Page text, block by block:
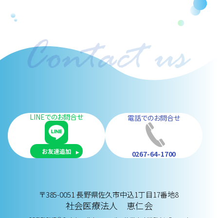
LINEでのお問合せ
お友達追加
電話でのお問合せ
0267-64-1700
〒385-0051 長野県佐久市中込1丁目17番地8
社会医療法人 恵仁会